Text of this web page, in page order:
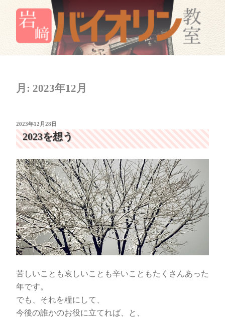
ツ
岩﨑バイオリン教室
岐阜市のバイオリン教室
月: 2023年12月
投
稿
日:
2023年12月28日
2023を想う
苦しいことも哀しいことも辛いこともたくさんあった
年です。
でも、それを糧にして、
今後の誰かのお役に立てれば、と、